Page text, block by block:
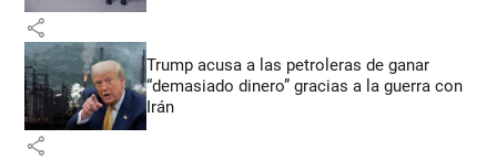
share
Trump acusa a las petroleras de ganar
“demasiado dinero” gracias a la guerra con
Irán
share